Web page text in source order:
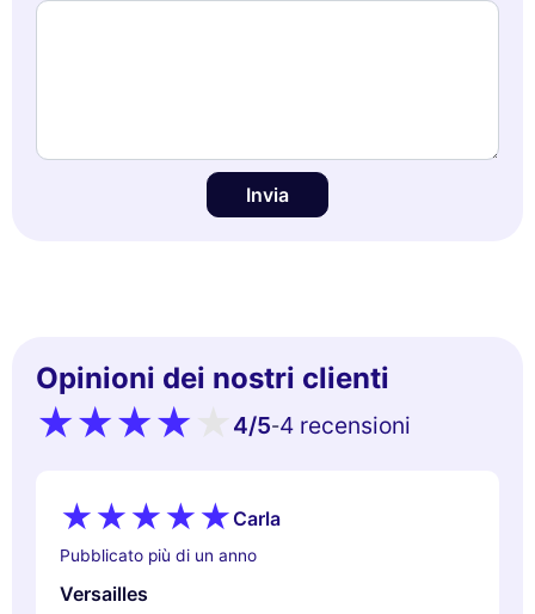
Invia
Opinioni dei nostri clienti
4/5-4 recensioni
Carla
Pubblicato più di un anno
Versailles